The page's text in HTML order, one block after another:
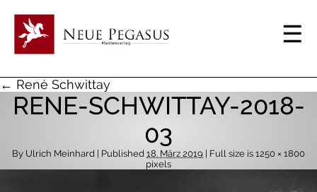
← René Schwittay
RENE-SCHWITTAY-2018-
03
By Ulrich Meinhard | Published 18. März 2019 | Full size is 1250 × 1800
pixels